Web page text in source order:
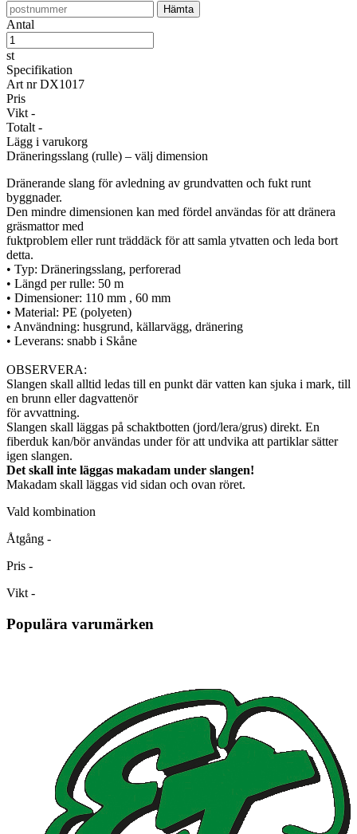
Antal
st
Specifikation
Art nr DX1017
Pris
Vikt -
Totalt -
Lägg i varukorg
Dräneringsslang (rulle) – välj dimension
Dränerande slang för avledning av grundvatten och fukt runt
byggnader.
Den mindre dimensionen kan med fördel användas för att dränera
gräsmattor med
fuktproblem eller runt träddäck för att samla ytvatten och leda bort
detta.
• Typ: Dräneringsslang, perforerad
• Längd per rulle: 50 m
• Dimensioner: 110 mm , 60 mm
• Material: PE (polyeten)
• Användning: husgrund, källarvägg, dränering
• Leverans: snabb i Skåne
OBSERVERA:
Slangen skall alltid ledas till en punkt där vatten kan sjuka i mark, till
en brunn eller dagvattenör
för avvattning.
Slangen skall läggas på schaktbotten (jord/lera/grus) direkt. En
fiberduk kan/bör användas under för att undvika att partiklar sätter
igen slangen.
Det skall inte läggas makadam under slangen!
Makadam skall läggas vid sidan och ovan röret.
Vald kombination
Åtgång -
Pris -
Vikt -
Populära varumärken